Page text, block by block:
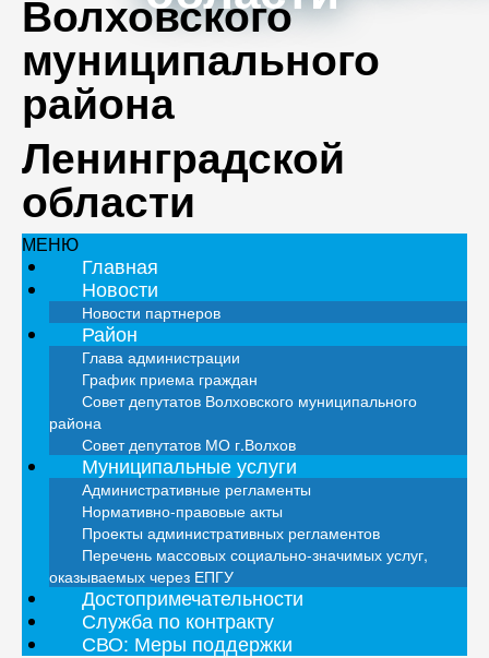
Волховского
муниципального
района
Ленинградской
области
МЕНЮ
Главная
Новости
Новости партнеров
Район
Глава администрации
График приема граждан
Совет депутатов Волховского муниципального
района
Совет депутатов МО г.Волхов
Муниципальные услуги
Административные регламенты
Нормативно-правовые акты
Проекты административных регламентов
Перечень массовых социально-значимых услуг,
оказываемых через ЕПГУ
Достопримечательности
Служба по контракту
СВО: Меры поддержки